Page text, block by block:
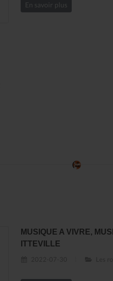
En savoir plus
MUSIQUE A VIVRE,
ITTEVILLE